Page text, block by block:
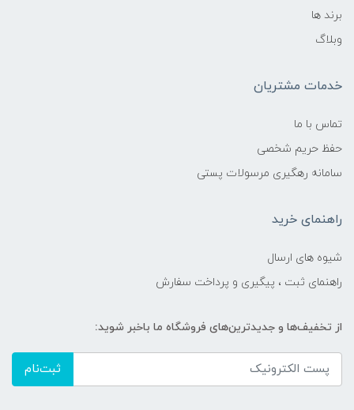
برند ها
وبلاگ
خدمات مشتریان
تماس با ما
حفظ حریم شخصی
سامانه رهگیری مرسولات پستی
راهنمای خرید
شیوه های ارسال
راهنمای ثبت ، پیگیری و پرداخت سفارش
از تخفیف‌ها و جدیدترین‌های فروشگاه ما باخبر شوید:
ثبت‌نام